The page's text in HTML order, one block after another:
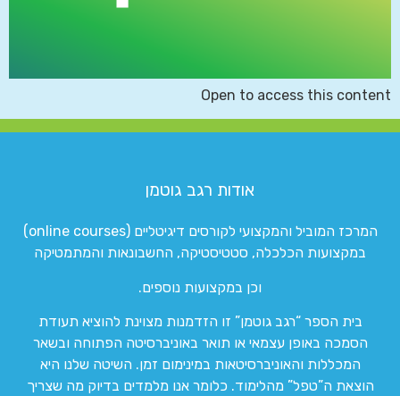
Open to access this content
אודות רגב גוטמן
המרכז המוביל והמקצועי לקורסים דיגיטליים (online courses)
במקצועות הכלכלה, סטטיסטיקה, החשבונאות והמתמטיקה
וכן במקצועות נוספים.
בית הספר “רגב גוטמן” זו הזדמנות מצוינת להוציא תעודת
הסמכה באופן עצמאי או תואר באוניברסיטה הפתוחה ובשאר
המכללות והאוניברסיטאות במינימום זמן. השיטה שלנו היא
הוצאת ה”טפל” מהלימוד. כלומר אנו מלמדים בדיוק מה שצריך